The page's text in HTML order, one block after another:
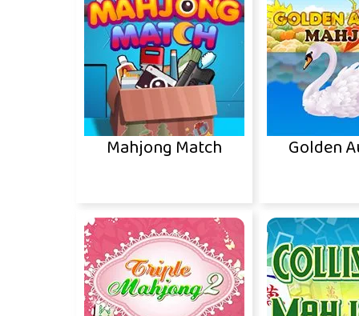
Mahjong Match Golden